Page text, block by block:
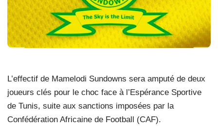
L’effectif de Mamelodi Sundowns sera amputé de deux
joueurs clés pour le choc face à l’Espérance Sportive
de Tunis, suite aux sanctions imposées par la
Confédération Africaine de Football (CAF).